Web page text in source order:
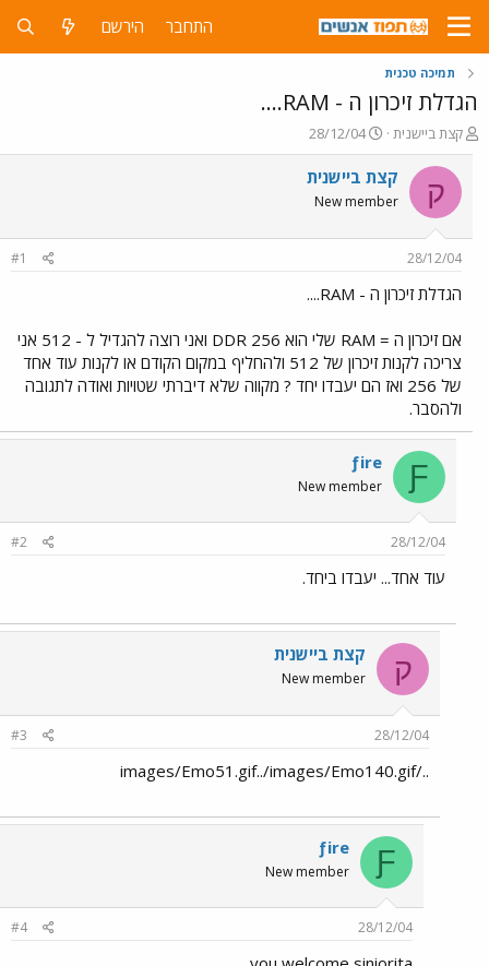
התחבר הירשם
תמיכה טכנית
הגדלת זיכרון ה - RAM....
פ
ו
ת
ח
ה
ש
א
קצת ביישנית
פ
ו
ם
28/12/04
ק קצת ביישנית
New member
28/12/04
#1
הגדלת זיכרון ה - RAM....
אם זיכרון ה = RAM שלי הוא 256 DDR ואני רוצה להגדיל ל - 512 אני
צריכה לקנות זיכרון של 512 ולהחליף במקום הקודם או לקנות עוד אחד
של 256 ואז הם יעבדו יחד ? מקווה שלא דיברתי שטויות ואודה לתגובה
ולהסבר.
Ƒ
ƒire
New member
28/12/04
#2
עוד אחד... יעבדו ביחד.
ק קצת ביישנית
New member
28/12/04
#3
../images/Emo51.gif../images/Emo140.gif
Ƒ
ƒire
New member
28/12/04
#4